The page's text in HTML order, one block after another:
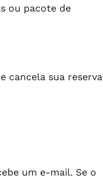
ou pacote de
cancela sua reserva
um e-mail. Se o